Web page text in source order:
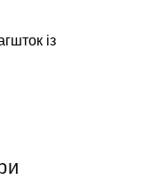
із